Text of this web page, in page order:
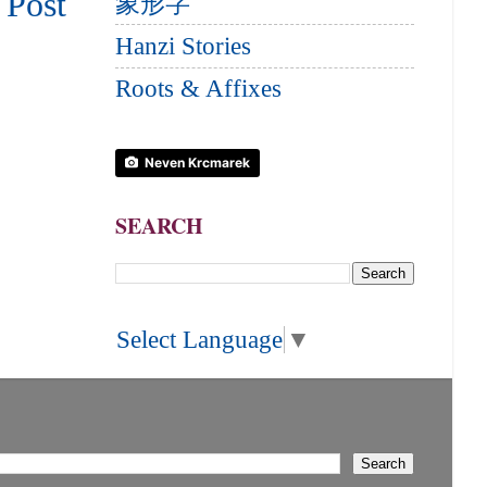
Hanzi Stories
Roots & Affixes
Neven Krcmarek
SEARCH
Select Language ▼